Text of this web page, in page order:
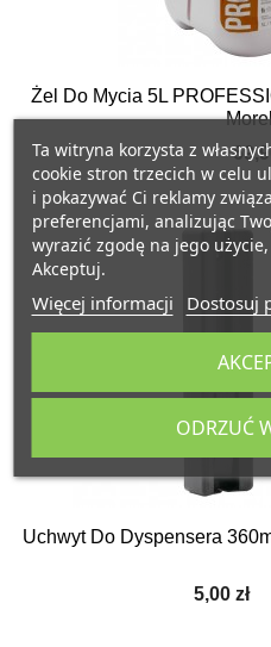
Ta witryna korzysta z
cookie stron trzecich w celu
i pokazywać Ci reklamy
preferencjami, analizując
wyrazić zgodę na jego
Akceptuj.
Więcej informacji Dostosuj
ODRZUĆ
Żel Do Mycia 5L
Uchwyt Do Dyspensera
5,00 zł